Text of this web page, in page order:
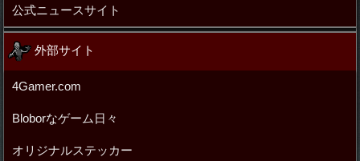
公式ニュースサイト
外部サイト
4Gamer.com
Bloborなゲーム日々
オリジナルステッカー